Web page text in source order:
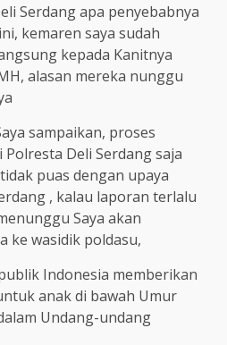
Serdang apa penyebabnya
kemaren saya sudah
kepada Kanitnya
alasan mereka nunggu
sampaikan, proses
Deli Serdang saja
puas dengan upaya
, kalau laporan terlalu
Saya akan
ke wasidik poldasu,
Indonesia memberikan
anak di bawah Umur
Undang-undang